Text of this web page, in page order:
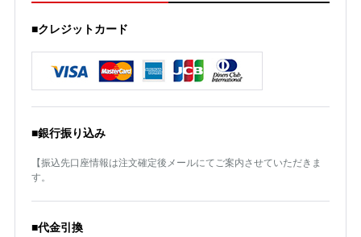
■クレジットカード
■銀行振り込み
【振込先口座情報は注文確定後メールにてご案内させていただきま
す。
■代金引換